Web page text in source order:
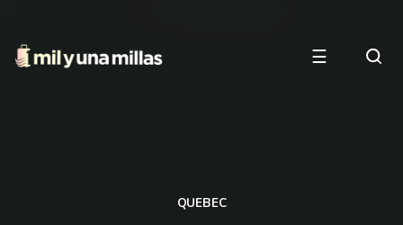
☰
QUEBEC